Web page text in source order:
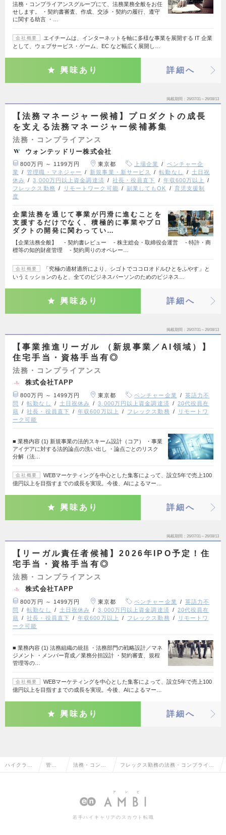
法務・コンプライアンスグループにて、法務業務全般をお任
せします。 ・契約書審査、作成、交渉 ・契約の履行、遵守
に関する助言 ・…
会社概要
エイチームは、インターネットを軸に多様な事業を展開する IT 企業
として、ウェブサービス・ゲーム、EC など幅広く展開し…
興味あり 詳細へ
掲載期間 26/07/31～26/08/13
【法務マネージャー候補】プロダクトの成長
を支える法務マネージャー候補募集
法務・コンプライアンス
ウォンテッドリー株式会社
800万円 ～ 1199万円 東京都 上場企業
ベンチャー企
業
管理職・マネジャー 新規事業・新サービス 転勤なし
土日祝
休み
3,000万円以上資金調達済 社長・役員直下
年収600万以上
フレックス勤務
リモートワーク可能 副業してもOK
育児支援制
度
企業法務を通じて事業が円滑に進むことを
支援するだけでなく、積極的に事業やプロ
ダクトの開発に関わってい…
【企業法務全般】 - 契約書レビュー - 株主総会・取締役会運営 - 特許・商
標等の知的財産管理 - 契約周りのオペレー…
会社概要
「究極の適材適所により、シゴトでココロオドルひとをふやす」と
いうミッションのもと、全てのビジネスパーソンのためのビジネス…
興味あり 詳細へ
掲載期間 26/07/31～26/08/13
【事業推進リーガル （新規事業／AI領域）】
住宅手当・資格手当有◎
法務・コンプライアンス
株式会社TAPP
800万円 ～ 1499万円 東京都 ベンチャー企業
英語力不
問
転勤なし 土日祝休み 3,000万円以上資金調達済
20代役員在
籍
社長・役員直下 年収600万以上 フレックス勤務
リモートワ
ーク可能
■ 業務内容 (1) 新規事業の法的スキーム設計（コア） ・事業
アイデアに対する法的論点の洗い出し ・論点ごとのリスク
分解（法…
会社概要
WEBマーケティングを中心とした集客によって、設立5年で売上100
億円以上を目指すまでの成長を実現。今後、AIによるマー…
興味あり 詳細へ
掲載期間 26/07/31～26/08/13
【リーガル責任者候補】2026年IPO予定！住
宅手当・資格手当有◎
法務・コンプライアンス
株式会社TAPP
800万円 ～ 1499万円 東京都 ベンチャー企業
英語力不
問
転勤なし 土日祝休み 3,000万円以上資金調達済
20代役員在
籍
社長・役員直下 年収600万以上 フレックス勤務
リモートワ
ーク可能
■ 業務内容 (1) 法務組織の統括 ・法務部門の戦略設計／マネ
ジメント ・メンバー育成／業務分担設計 ・契約審査、規程
管理等の…
会社概要
WEBマーケティングを中心とした集客によって、設立5年で売上100
億円以上を目指すまでの成長を実現。今後、AIによるマー…
興味あり 詳細へ
ハイクラス 管理 法務・コンプ フレックス勤務の法務・コンプライア
若手ハイキャリアのスカウト転職